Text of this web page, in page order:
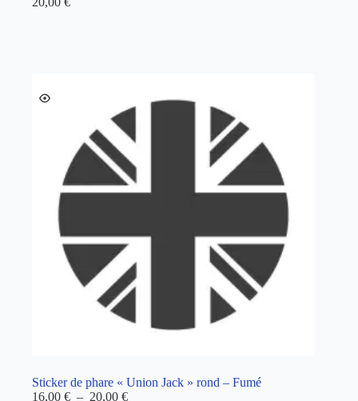
Sticker de phare « Union Jack » rond – Fumé
16,00 € – 20,00 €Plage